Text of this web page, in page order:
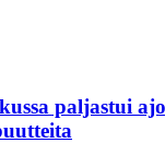
paljastui